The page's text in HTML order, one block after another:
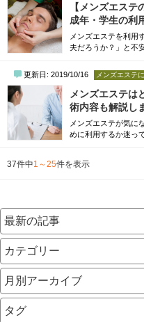
よりも朝早く起き
こととはいえ、「な
【メンズエス
成年・学生の利
メンズエステを利用
夫だろうか？」と不
未成年者が契約・施
022年の法改正によ
18歳であっても保護
です。本記事では、
更新日: 2019/10/16 メンズエステ
メンズエステは
術内容も解説し
メンズエステが気に
めに利用するか迷っ
です。本記事では
ける上での注意点を
37件中1～25件を表示